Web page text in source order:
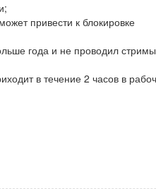
привести к блокировке
года и не проводил
в течение 2 часов в